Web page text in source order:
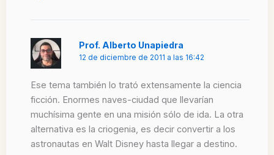
Prof. Alberto Unapiedra
12 de diciembre de 2011 a las 16:42
Ese tema también lo trató extensamente la ciencia
ficción. Enormes naves-ciudad que llevarían
muchísima gente en una misión sólo de ida. La otra
alternativa es la criogenia, es decir convertir a los
astronautas en Walt Disney hasta llegar a destino.